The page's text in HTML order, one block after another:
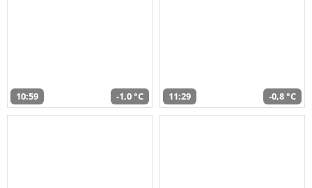
10:59 -1,0 °C 11:29 -0,8 °C